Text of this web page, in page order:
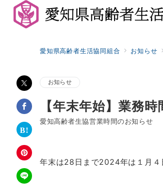
愛知県高齢者生活協同組合 お知らせ
お知らせ
【年末年始】業務
愛知高齢者生協営業時間のお知らせ
年末は28日まで2024年は１月４